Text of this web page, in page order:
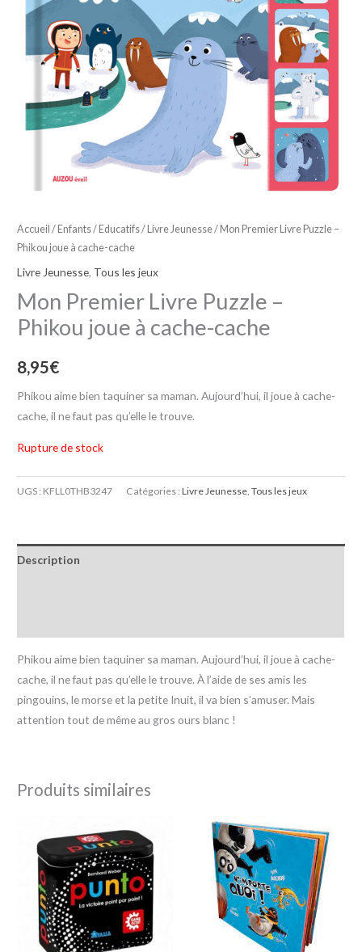
Accueil / Enfants / Educatifs/ Livre Jeunesse/ Mon Premier Livre Puzzle –
Phikou joue à cache-cache
Livre Jeunesse, Tous les jeux
Mon Premier Livre Puzzle –
Phikou joue à cache-cache
8,95€
Phikou aime bien taquiner sa maman. Aujourd’hui, il joue à cache-
cache, il ne faut pas qu’elle le trouve.
Rupture de stock
UGS : KFLL0THB3247 Catégories :Livre Jeunesse ,Tous les jeux
Description
Phikou aime bien taquiner sa maman. Aujourd’hui, il joue à cache-
cache, il ne faut pas qu’elle le trouve. À l’aide de ses amis les
pingouins, le morse et la petite Inuit, il va bien s’amuser. Mais
attention tout de même au gros ours blanc !
Produits similaires